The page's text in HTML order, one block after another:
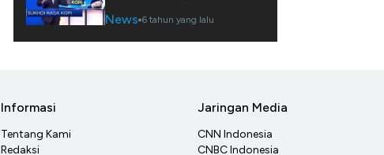
News 6 tahun yang lalu
Informasi
Tentang Kami
Redaksi
Jaringan Media
CNN Indonesia
CNBC Indonesia